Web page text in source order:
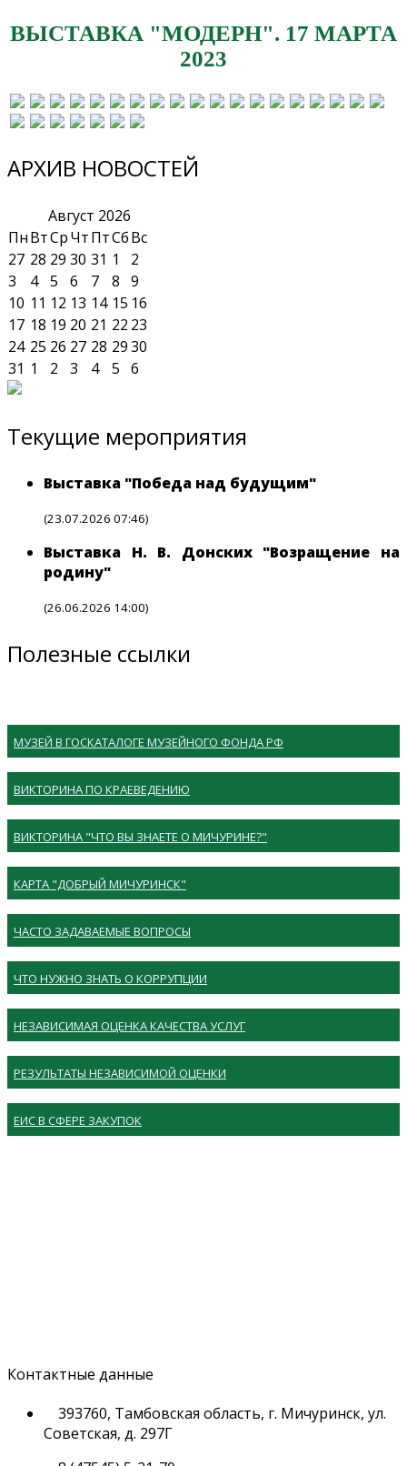
ВЫСТАВКА "МОДЕРН". 17 МАРТА
2023
АРХИВ НОВОСТЕЙ
Август 2026
ПнВтСрЧтПтСбВс
27 28 29 30 31 1
2
3
4 5 6 7 8 9
10 11 12 13 14 15 16
17 18 19 20 21 22 23
24 25 26 27 28 2930
31 1 2 3 4 5 6
Текущие мероприятия
Выставка "Победа над будущим"
(23.07.2026 07:46)
Выставка Н. В. Донских "Возращение на
родину"
(26.06.2026 14:00)
Полезные ссылки
МУЗЕЙ В ГОСКАТАЛОГЕ МУЗЕЙНОГО ФОНДА РФ
ВИКТОРИНА ПО КРАЕВЕДЕНИЮ
ВИКТОРИНА "ЧТО ВЫ ЗНАЕТЕ О МИЧУРИНЕ?"
КАРТА "ДОБРЫЙ МИЧУРИНСК"
ЧАСТО ЗАДАВАЕМЫЕ ВОПРОСЫ
ЧТО НУЖНО ЗНАТЬ О КОРРУПЦИИ
НЕЗАВИСИМАЯ ОЦЕНКА КАЧЕСТВА УСЛУГ
РЕЗУЛЬТАТЫ НЕЗАВИСИМОЙ ОЦЕНКИ
ЕИС В СФЕРЕ ЗАКУПОК
Контактные данные
393760, Тамбовская область, г. Мичуринск, ул.
Советская, д. 297Г